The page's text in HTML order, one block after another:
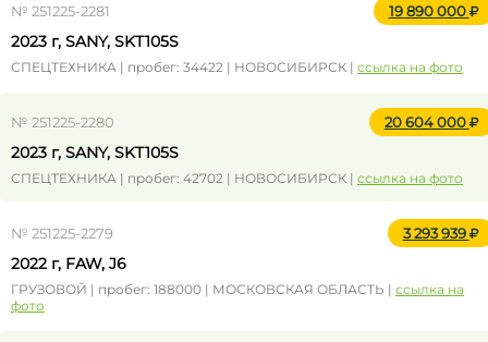
№ 251225-2281 19 890 000
2023 г, SANY, SKT105S
СПЕЦТЕХНИКА | пробег: 34422 | НОВОСИБИРСК | ссылка на фото
№ 251225-2280 20 604 000
2023 г, SANY, SKT105S
СПЕЦТЕХНИКА | пробег: 42702 | НОВОСИБИРСК | ссылка на фото
№ 251225-2279 3 293 939
2022 г, FAW, J6
ГРУЗОВОЙ | пробег: 188000 | МОСКОВСКАЯ ОБЛАСТЬ | ссылка на
фото